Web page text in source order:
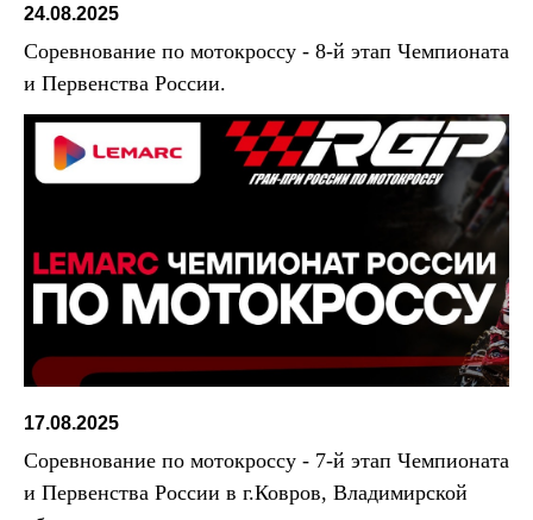
24.08.2025
Соревнование по мотокроссу - 8-й этап Чемпионата
и Первенства России.
17.08.2025
Соревнование по мотокроссу - 7-й этап Чемпионата
и Первенства России в г.Ковров, Владимирской